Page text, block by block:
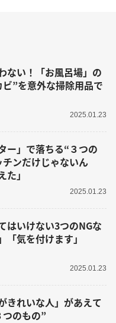
ない！「お風呂場」の
”を意外な掃除用品で
2025.01.23
ー」で落ちる“３つの
ンだけじゃないん
」
2025.01.23
はいけない3つのNGな
気を付けます」
2025.01.23
きれいな人」があえて
のもの”